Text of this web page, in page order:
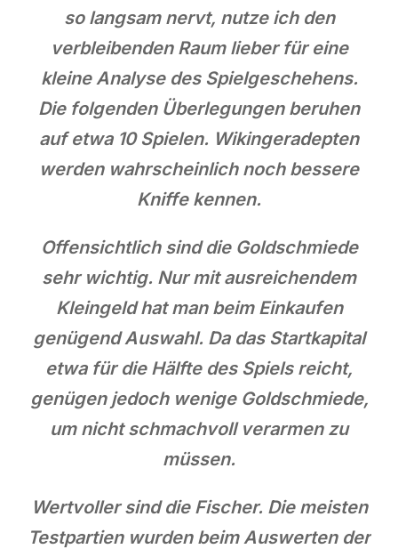
so langsam nervt, nutze ich den
verbleibenden Raum lieber für eine
kleine Analyse des Spielgeschehens.
Die folgenden Überlegungen beruhen
auf etwa 10 Spielen. Wikingeradepten
werden wahrscheinlich noch bessere
Kniffe kennen.
Offensichtlich sind die Goldschmiede
sehr wichtig. Nur mit ausreichendem
Kleingeld hat man beim Einkaufen
genügend Auswahl. Da das Startkapital
etwa für die Hälfte des Spiels reicht,
genügen jedoch wenige Goldschmiede,
um nicht schmachvoll verarmen zu
müssen.
Wertvoller sind die Fischer. Die meisten
Testpartien wurden beim Auswerten der